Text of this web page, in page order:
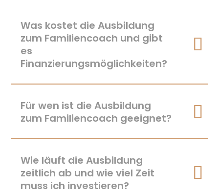
Was kostet die Ausbildung
zum Familiencoach und gibt
es
Finanzierungsmöglichkeiten?
Für wen ist die Ausbildung
zum Familiencoach geeignet?
Wie läuft die Ausbildung
zeitlich ab und wie viel Zeit
muss ich investieren?